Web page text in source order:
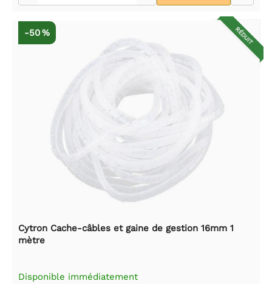
RÉDUIT
-50 %
Cytron Cache-câbles et gaine de gestion 16mm 1
mètre
Disponible immédiatement